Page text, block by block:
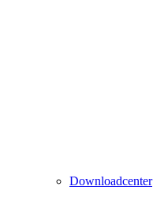
Downloadcenter